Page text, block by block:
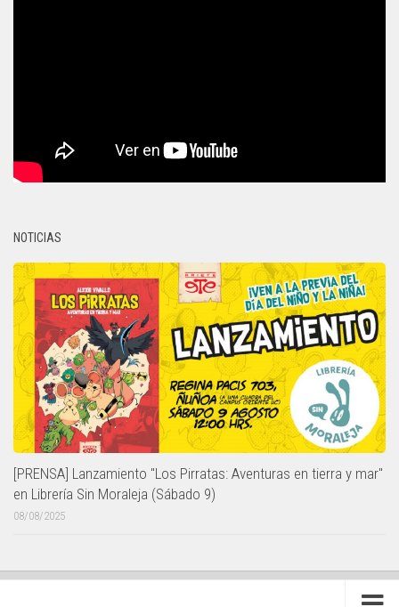
NOTICIAS
[PRENSA] Lanzamiento "Los Pirratas: Aventuras en tierra y mar"
en Librería Sin Moraleja (Sábado 9)
08/08/2025